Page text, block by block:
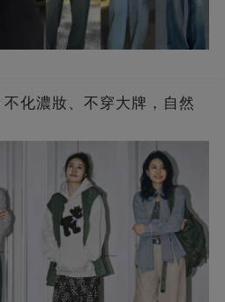
化濃妝、不穿大牌，自然